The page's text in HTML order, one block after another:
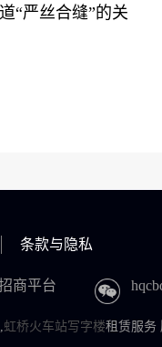
“严丝合缝”的关
条款与隐私
商平台
,虹桥火车站写字楼租赁服务